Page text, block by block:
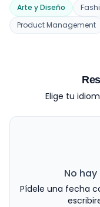
Arte y Diseño
Product Management
Elige tu
No
Pídele una fecha